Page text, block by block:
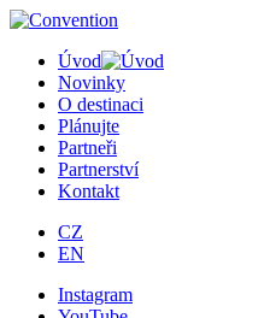
Úvod
Novinky
O destinaci
Plánujte
Partneři
Partnerství
Kontakt
CZ
EN
Instagram